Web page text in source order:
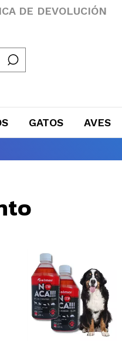
DE DEVOLUCIÓN
GATOS AVES